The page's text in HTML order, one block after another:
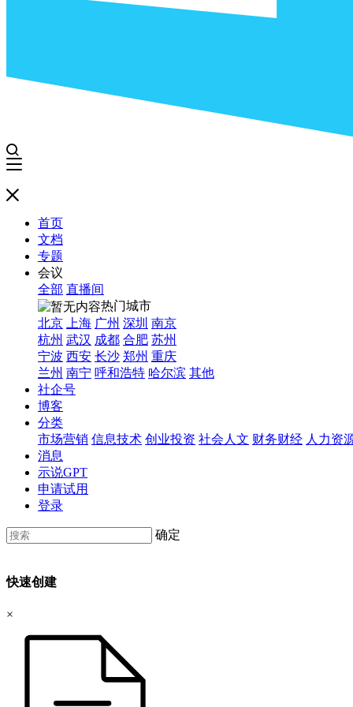
首页
文档
专题
会议
全部 直播间
热门城市
北京
上海 广州 深圳 南京
杭州 武汉 成都 合肥 苏州
宁波 西安 长沙 郑州 重庆
兰州 南宁 呼和浩特 哈尔滨 其他
社企号
博客
分类
市场营销 信息技术 创业投资 社会人文 财务财经 人力资
消息
示说GPT
申请试用
登录
确定
快速创建
×